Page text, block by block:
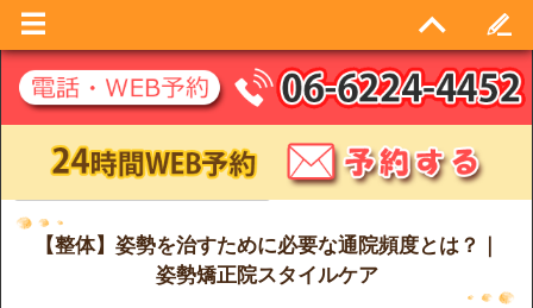
日別アーカイブ: 2025年11月2日
【整体】姿勢を治すために必要な通院頻度とは？｜
姿勢矯正院スタイルケア